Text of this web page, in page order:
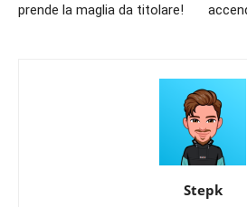
prende la maglia da titolare!
Stepk